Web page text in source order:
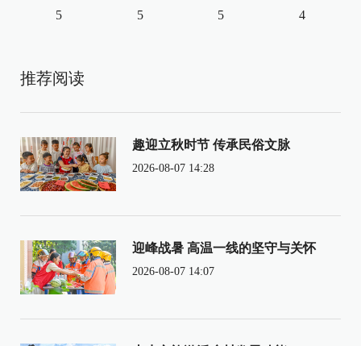
5 5 5 4
推荐阅读
趣迎立秋时节 传承民俗文脉
2026-08-07 14:28
迎峰战暑 高温一线的坚守与关怀
2026-08-07 14:07